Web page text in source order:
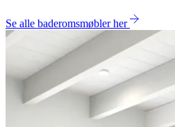
Se alle baderomsmøbler her